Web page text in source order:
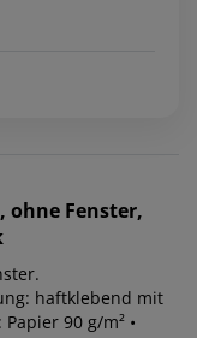
ohne Fenster,
haftklebend mit
90 g/m² •